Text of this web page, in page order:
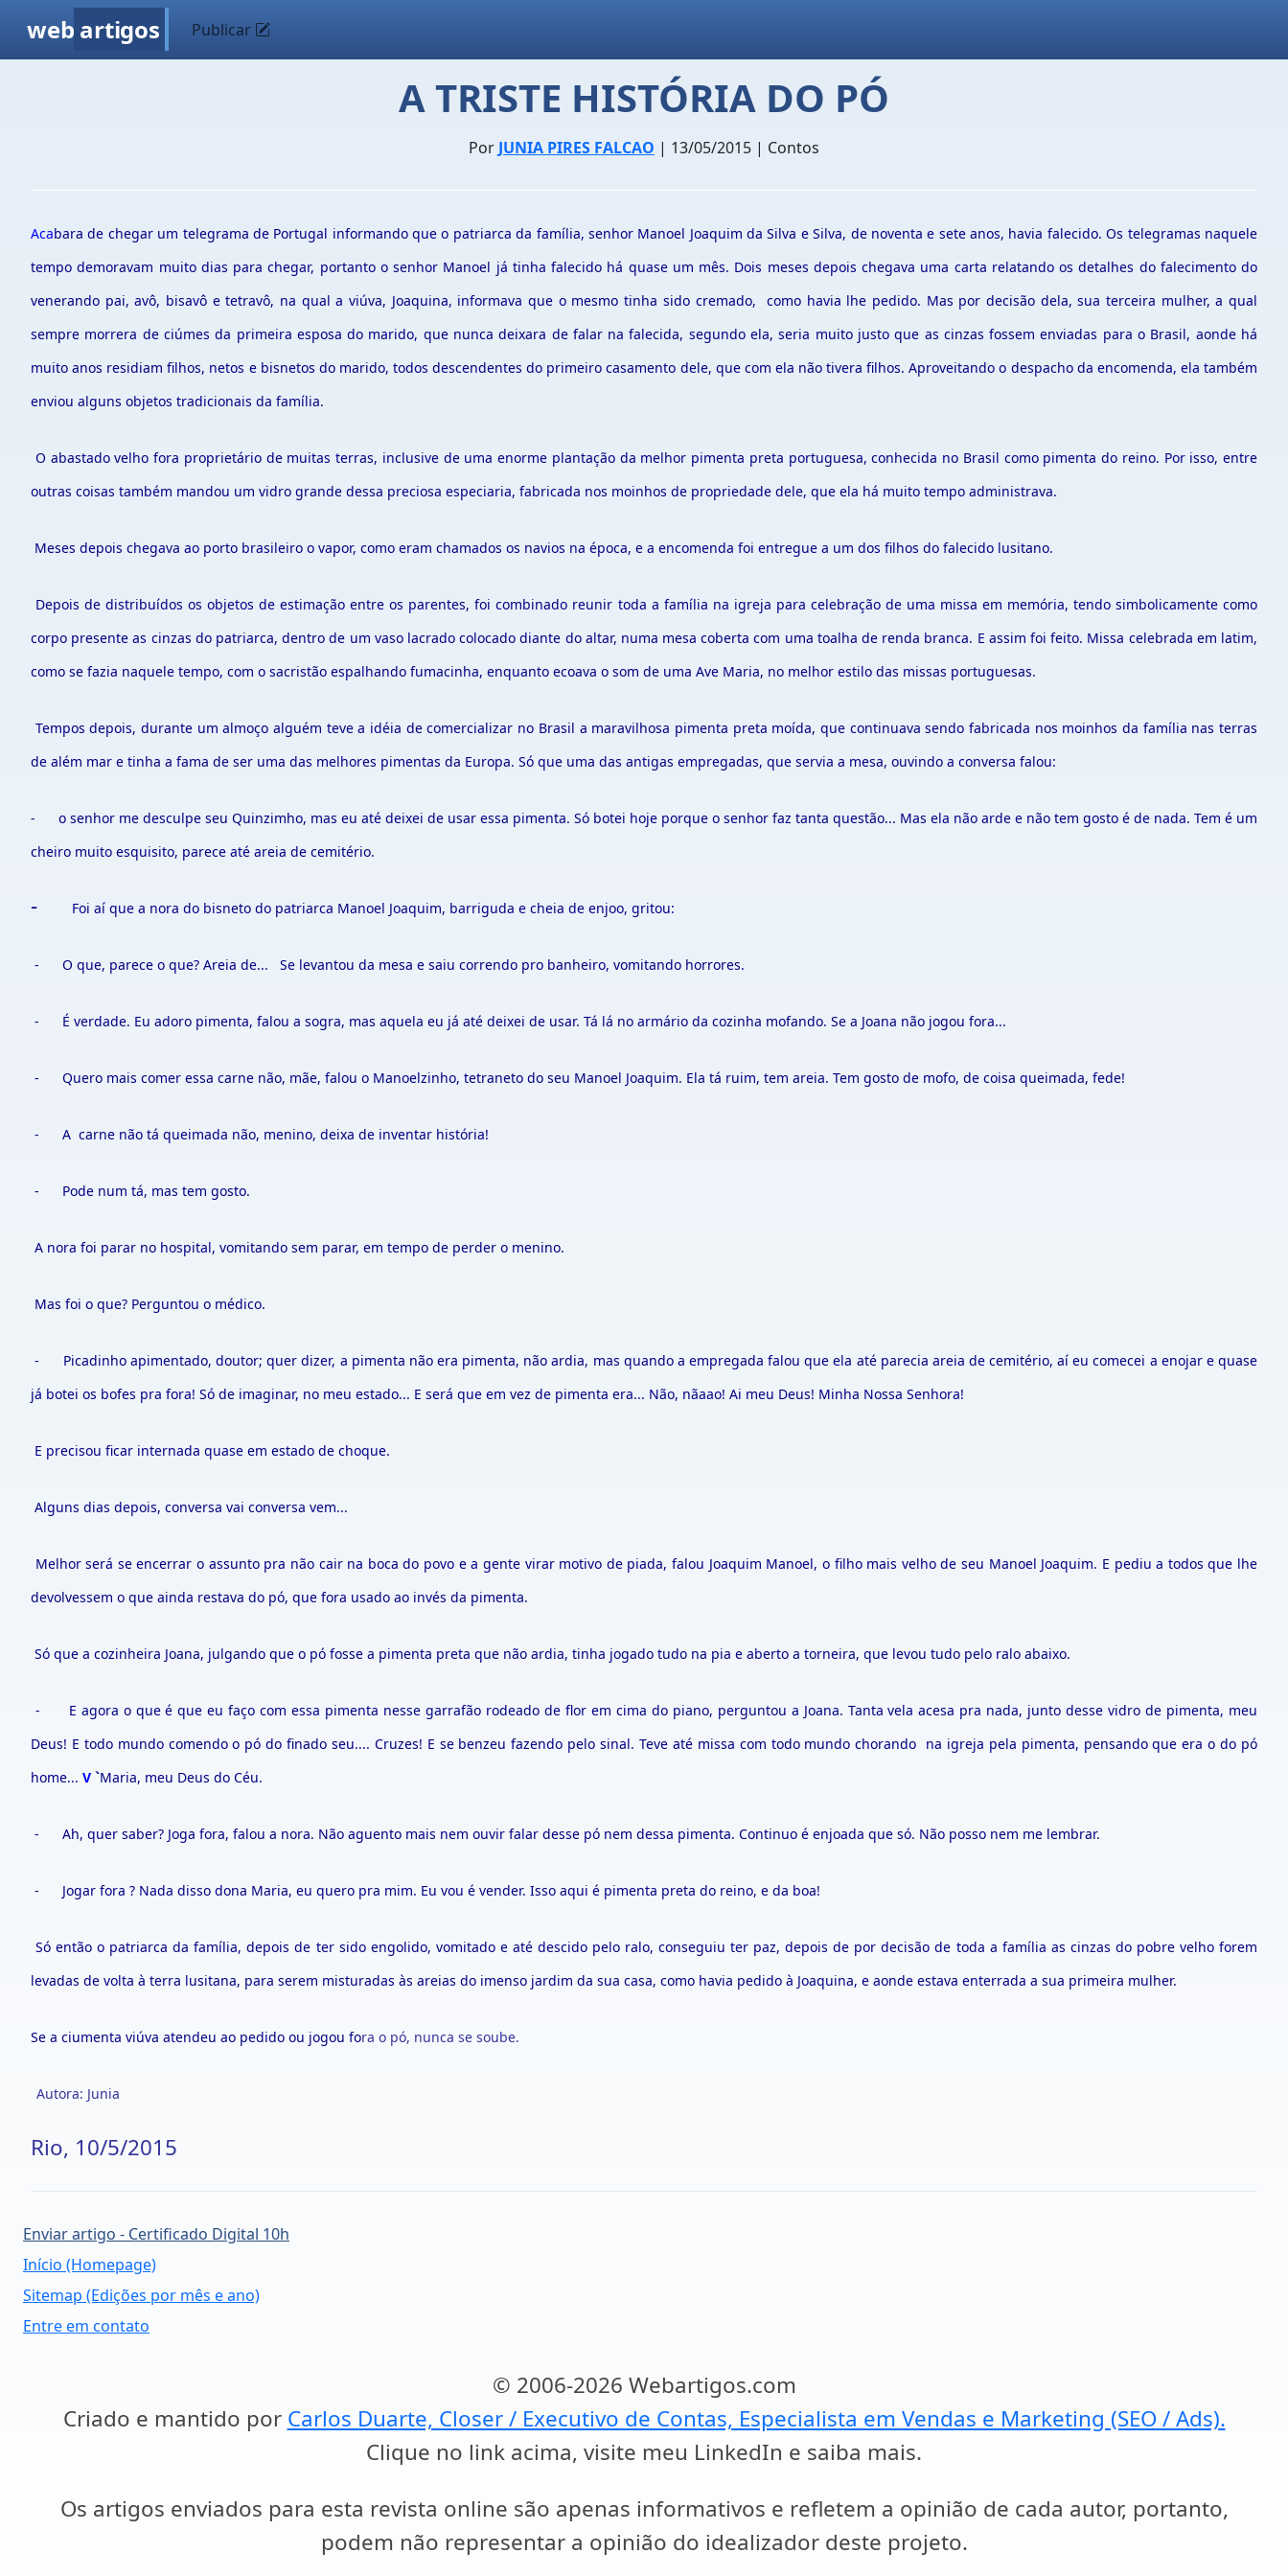
web artigos Publicar
A TRISTE HISTÓRIA DO PÓ
Por JUNIA PIRES FALCAO | 13/05/2015 | Contos
Acabara de chegar um telegrama de Portugal informando que o patriarca da família, senhor Manoel Joaquim da Silva e Silva, de noventa e sete anos, havia falecido. Os telegramas naquele
tempo demoravam muito dias para chegar, portanto o senhor Manoel já tinha falecido há quase um mês. Dois meses depois chegava uma carta relatando os detalhes do falecimento do
venerando pai, avô, bisavô e tetravô, na qual a viúva, Joaquina, informava que o mesmo tinha sido cremado, como havia lhe pedido. Mas por decisão dela, sua terceira mulher, a qual
sempre morrera de ciúmes da primeira esposa do marido, que nunca deixara de falar na falecida, segundo ela, seria muito justo que as cinzas fossem enviadas para o Brasil, aonde há
muito anos residiam filhos, netos e bisnetos do marido, todos descendentes do primeiro casamento dele, que com ela não tivera filhos. Aproveitando o despacho da encomenda, ela também
enviou alguns objetos tradicionais da família.
O abastado velho fora proprietário de muitas terras, inclusive de uma enorme plantação da melhor pimenta preta portuguesa, conhecida no Brasil como pimenta do reino. Por isso, entre
outras coisas também mandou um vidro grande dessa preciosa especiaria, fabricada nos moinhos de propriedade dele, que ela há muito tempo administrava.
Meses depois chegava ao porto brasileiro o vapor, como eram chamados os navios na época, e a encomenda foi entregue a um dos filhos do falecido lusitano.
Depois de distribuídos os objetos de estimação entre os parentes, foi combinado reunir toda a família na igreja para celebração de uma missa em memória, tendo simbolicamente como
corpo presente as cinzas do patriarca, dentro de um vaso lacrado colocado diante do altar, numa mesa coberta com uma toalha de renda branca. E assim foi feito. Missa celebrada em latim,
como se fazia naquele tempo, com o sacristão espalhando fumacinha, enquanto ecoava o som de uma Ave Maria, no melhor estilo das missas portuguesas.
Tempos depois, durante um almoço alguém teve a idéia de comercializar no Brasil a maravilhosa pimenta preta moída, que continuava sendo fabricada nos moinhos da família nas terras
de além mar e tinha a fama de ser uma das melhores pimentas da Europa. Só que uma das antigas empregadas, que servia a mesa, ouvindo a conversa falou:
- o senhor me desculpe seu Quinzimho, mas eu até deixei de usar essa pimenta. Só botei hoje porque o senhor faz tanta questão... Mas ela não arde e não tem gosto é de nada. Tem é um
cheiro muito esquisito, parece até areia de cemitério.
- Foi aí que a nora do bisneto do patriarca Manoel Joaquim, barriguda e cheia de enjoo, gritou:
- O que, parece o que? Areia de... Se levantou da mesa e saiu correndo pro banheiro, vomitando horrores.
- É verdade. Eu adoro pimenta, falou a sogra, mas aquela eu já até deixei de usar. Tá lá no armário da cozinha mofando. Se a Joana não jogou fora...
- Quero mais comer essa carne não, mãe, falou o Manoelzinho, tetraneto do seu Manoel Joaquim. Ela tá ruim, tem areia. Tem gosto de mofo, de coisa queimada, fede!
- A carne não tá queimada não, menino, deixa de inventar história!
- Pode num tá, mas tem gosto.
A nora foi parar no hospital, vomitando sem parar, em tempo de perder o menino.
Mas foi o que? Perguntou o médico.
- Picadinho apimentado, doutor; quer dizer, a pimenta não era pimenta, não ardia, mas quando a empregada falou que ela até parecia areia de cemitério, aí eu comecei a enojar e quase
já botei os bofes pra fora! Só de imaginar, no meu estado... E será que em vez de pimenta era... Não, nãaao! Ai meu Deus! Minha Nossa Senhora!
E precisou ficar internada quase em estado de choque.
Alguns dias depois, conversa vai conversa vem...
Melhor será se encerrar o assunto pra não cair na boca do povo e a gente virar motivo de piada, falou Joaquim Manoel, o filho mais velho de seu Manoel Joaquim. E pediu a todos que lhe
devolvessem o que ainda restava do pó, que fora usado ao invés da pimenta.
Só que a cozinheira Joana, julgando que o pó fosse a pimenta preta que não ardia, tinha jogado tudo na pia e aberto a torneira, que levou tudo pelo ralo abaixo.
- E agora o que é que eu faço com essa pimenta nesse garrafão rodeado de flor em cima do piano, perguntou a Joana. Tanta vela acesa pra nada, junto desse vidro de pimenta, meu
Deus! E todo mundo comendo o pó do finado seu.... Cruzes! E se benzeu fazendo pelo sinal. Teve até missa com todo mundo chorando na igreja pela pimenta, pensando que era o do pó
home... V `Maria, meu Deus do Céu.
- Ah, quer saber? Joga fora, falou a nora. Não aguento mais nem ouvir falar desse pó nem dessa pimenta. Continuo é enjoada que só. Não posso nem me lembrar.
- Jogar fora ? Nada disso dona Maria, eu quero pra mim. Eu vou é vender. Isso aqui é pimenta preta do reino, e da boa!
Só então o patriarca da família, depois de ter sido engolido, vomitado e até descido pelo ralo, conseguiu ter paz, depois de por decisão de toda a família as cinzas do pobre velho forem
levadas de volta à terra lusitana, para serem misturadas às areias do imenso jardim da sua casa, como havia pedido à Joaquina, e aonde estava enterrada a sua primeira mulher.
Se a ciumenta viúva atendeu ao pedido ou jogou fora o pó, nunca se soube.
Autora: Junia
Rio, 10/5/2015
Enviar artigo - Certificado Digital 10h
Início (Homepage)
Sitemap (Edições por mês e ano)
Entre em contato
© 2006-2026 Webartigos.com
Criado e mantido por Carlos Duarte, Closer / Executivo de Contas, Especialista em Vendas e Marketing (SEO / Ads).
Clique no link acima, visite meu LinkedIn e saiba mais.
Os artigos enviados para esta revista online são apenas informativos e refletem a opinião de cada autor, portanto,
podem não representar a opinião do idealizador deste projeto.